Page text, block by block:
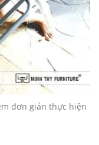
đơn giản thực hiện